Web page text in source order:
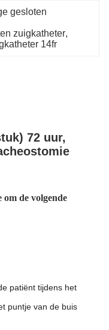
gesloten
zuigkatheter,
14fr
72 uur,
om de volgende
patiënt tijdens het
puntje van de buis